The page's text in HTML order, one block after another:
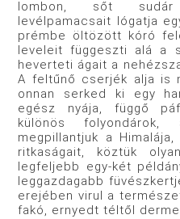
lombon, sőt sudár
levélpamacsait lógatja
prémbe öltözött kóró
leveleit függeszti alá a
heverteti ágait a
A feltűnő cserjék alja is
onnan serked ki egy
egész nyája, függő
különös folyondárok,
megpillantjuk a Himalája,
ritkaságait, köztük
legfeljebb egy-két
leggazdagabb
erejében virul a
fakó, ernyedt téltől